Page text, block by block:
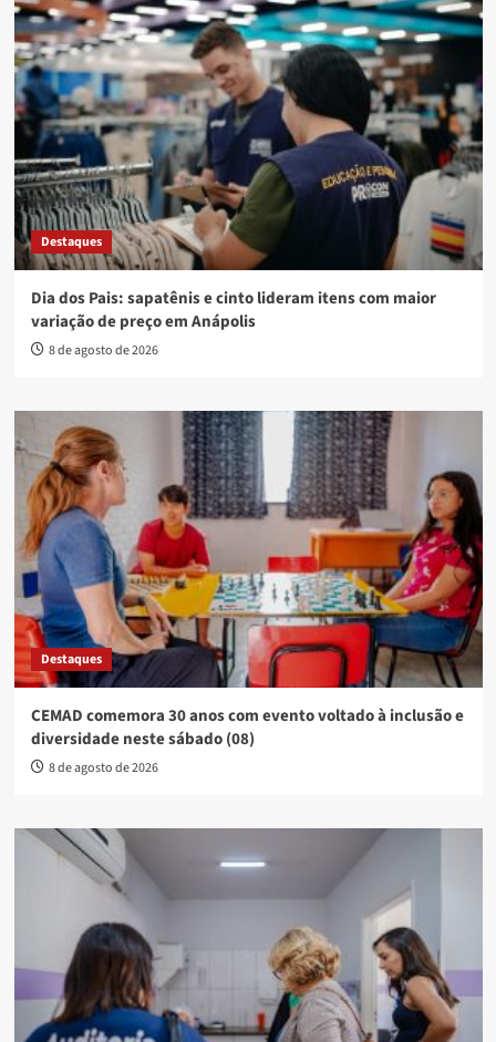
Destaques
Dia dos Pais: sapatênis e cinto lideram itens com maior
variação de preço em Anápolis
8 de agosto de 2026
Destaques
CEMAD comemora 30 anos com evento voltado à inclusão e
diversidade neste sábado (08)
8 de agosto de 2026